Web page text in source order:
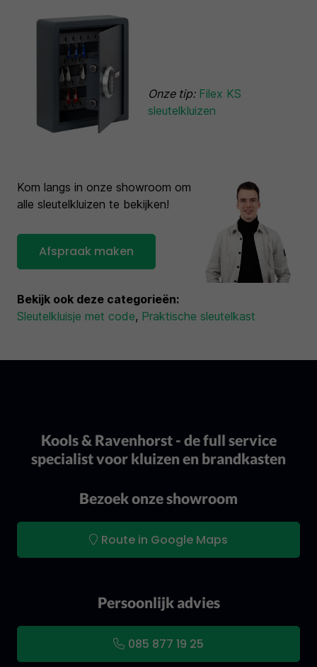
Onze tip: Filex KS
sleutelkluizen
Kom langs in onze showroom om
alle sleutelkluizen te bekijken!
Afspraak maken
Bekijk ook deze categorieën:
Sleutelkluisje met code, Praktische sleutelkast
Kools & Ravenhorst - de full service
specialist voor kluizen en brandkasten
Bezoek onze showroom
Route in Google Maps
Persoonlijk advies
085 877 19 25